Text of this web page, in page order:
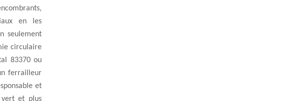
en les
seulement
circulaire
83370 ou
ferrailleur
et
vert et plus